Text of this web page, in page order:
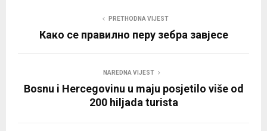
PRETHODNA VIJEST
Како се правилно перу зебра завјесе
NAREDNA VIJEST
Bosnu i Hercegovinu u maju posjetilo više od
200 hiljada turista